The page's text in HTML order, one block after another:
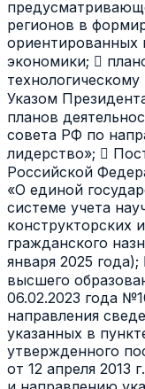
регионов в
ориентированных
экономики; 
Указом
планов
совета РФ по
лидерство»; 
Российской
«О единой
системе учета
конструкторских
гражданского
января 2025
высшего
06.02.2023 года
направления
указанных в
утвержденного
от 12 апреля 2013